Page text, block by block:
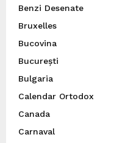
Benzi Desenate
Bruxelles
Bucovina
București
Bulgaria
Calendar Ortodox
Canada
Carnaval